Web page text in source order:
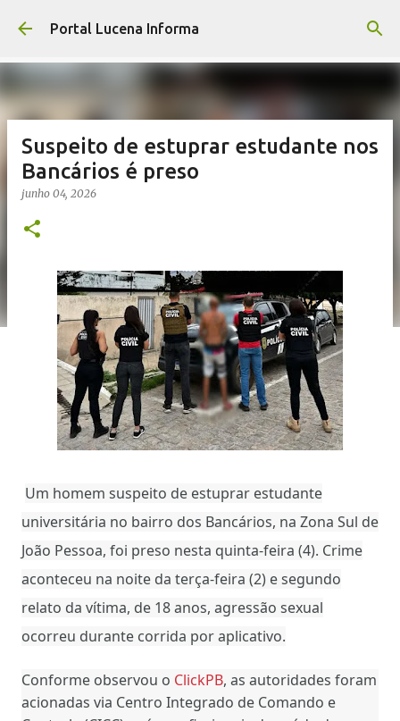
Pular para o conteúdo principal
Portal Lucena Informa
Suspeito de estuprar estudante nos
Bancários é preso
junho 04, 2026
Um homem suspeito de estuprar estudante
universitária no bairro dos Bancários, na Zona Sul de
João Pessoa, foi preso nesta quinta-feira (4). Crime
aconteceu na noite da terça-feira (2) e segundo
relato da vítima, de 18 anos, agressão sexual
ocorreu durante corrida por aplicativo.
Conforme observou o ClickPB, as autoridades foram
acionadas via Centro Integrado de Comando e